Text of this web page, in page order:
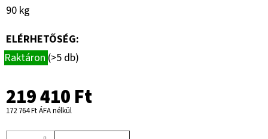
90 kg
ELÉRHETŐSÉG:
Raktáron (>5 db)
219 410 Ft
172 764 Ft ÁFA nélkül